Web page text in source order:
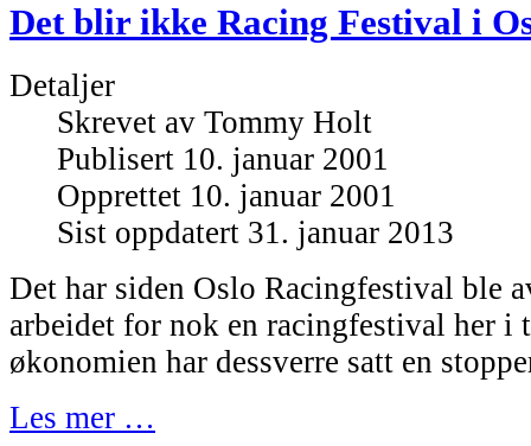
Det blir ikke Racing Festival i
Detaljer
Skrevet av Tommy Holt
Publisert 10. januar 2001
Opprettet 10. januar 2001
Sist oppdatert 31. januar 2013
Det har siden Oslo Racingfestival ble
arbeidet for nok en racingfestival her i
økonomien har dessverre satt en
Les mer …